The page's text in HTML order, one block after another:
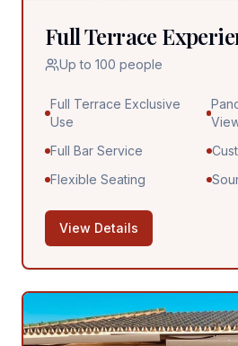
Full Terrace
Up to 100 people
Full Terrace Exclusive
Use
Full Bar Service
Flexible Seating
View Details